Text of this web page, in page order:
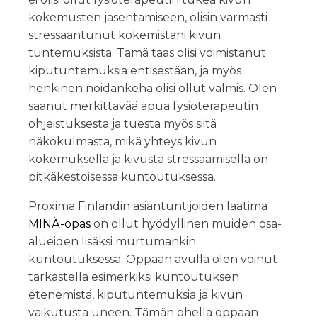
kokemusten jäsentämiseen, olisin varmasti
stressaantunut kokemistani kivun
tuntemuksista. Tämä taas olisi voimistanut
kiputuntemuksia entisestään, ja myös
henkinen noidankehä olisi ollut valmis. Olen
saanut merkittävää apua fysioterapeutin
ohjeistuksesta ja tuesta myös siitä
näkökulmasta, mikä yhteys kivun
kokemuksella ja kivusta stressaamisella on
pitkäkestoisessa kuntoutuksessa.
Proxima Finlandin asiantuntijoiden laatima
MINÄ-opas on ollut hyödyllinen muiden osa-
alueiden lisäksi murtumankin
kuntoutuksessa. Oppaan avulla olen voinut
tarkastella esimerkiksi kuntoutuksen
etenemistä, kiputuntemuksia ja kivun
vaikutusta uneen. Tämän ohella oppaan